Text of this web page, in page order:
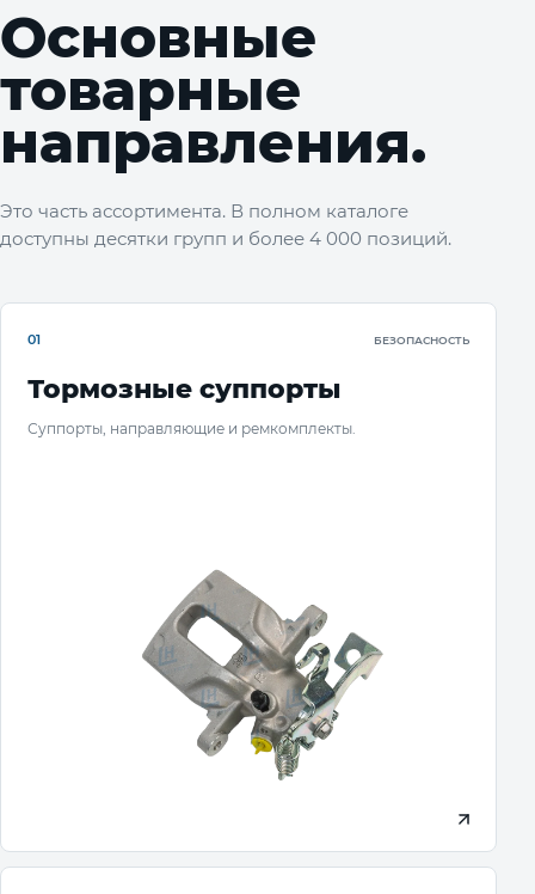
Основные
товарные
направления.
Это часть ассортимента. В полном каталоге
доступны десятки групп и более 4 000 позиций.
01 БЕЗОПАСНОСТЬ
Тормозные суппорты
Суппорты, направляющие и ремкомплекты.